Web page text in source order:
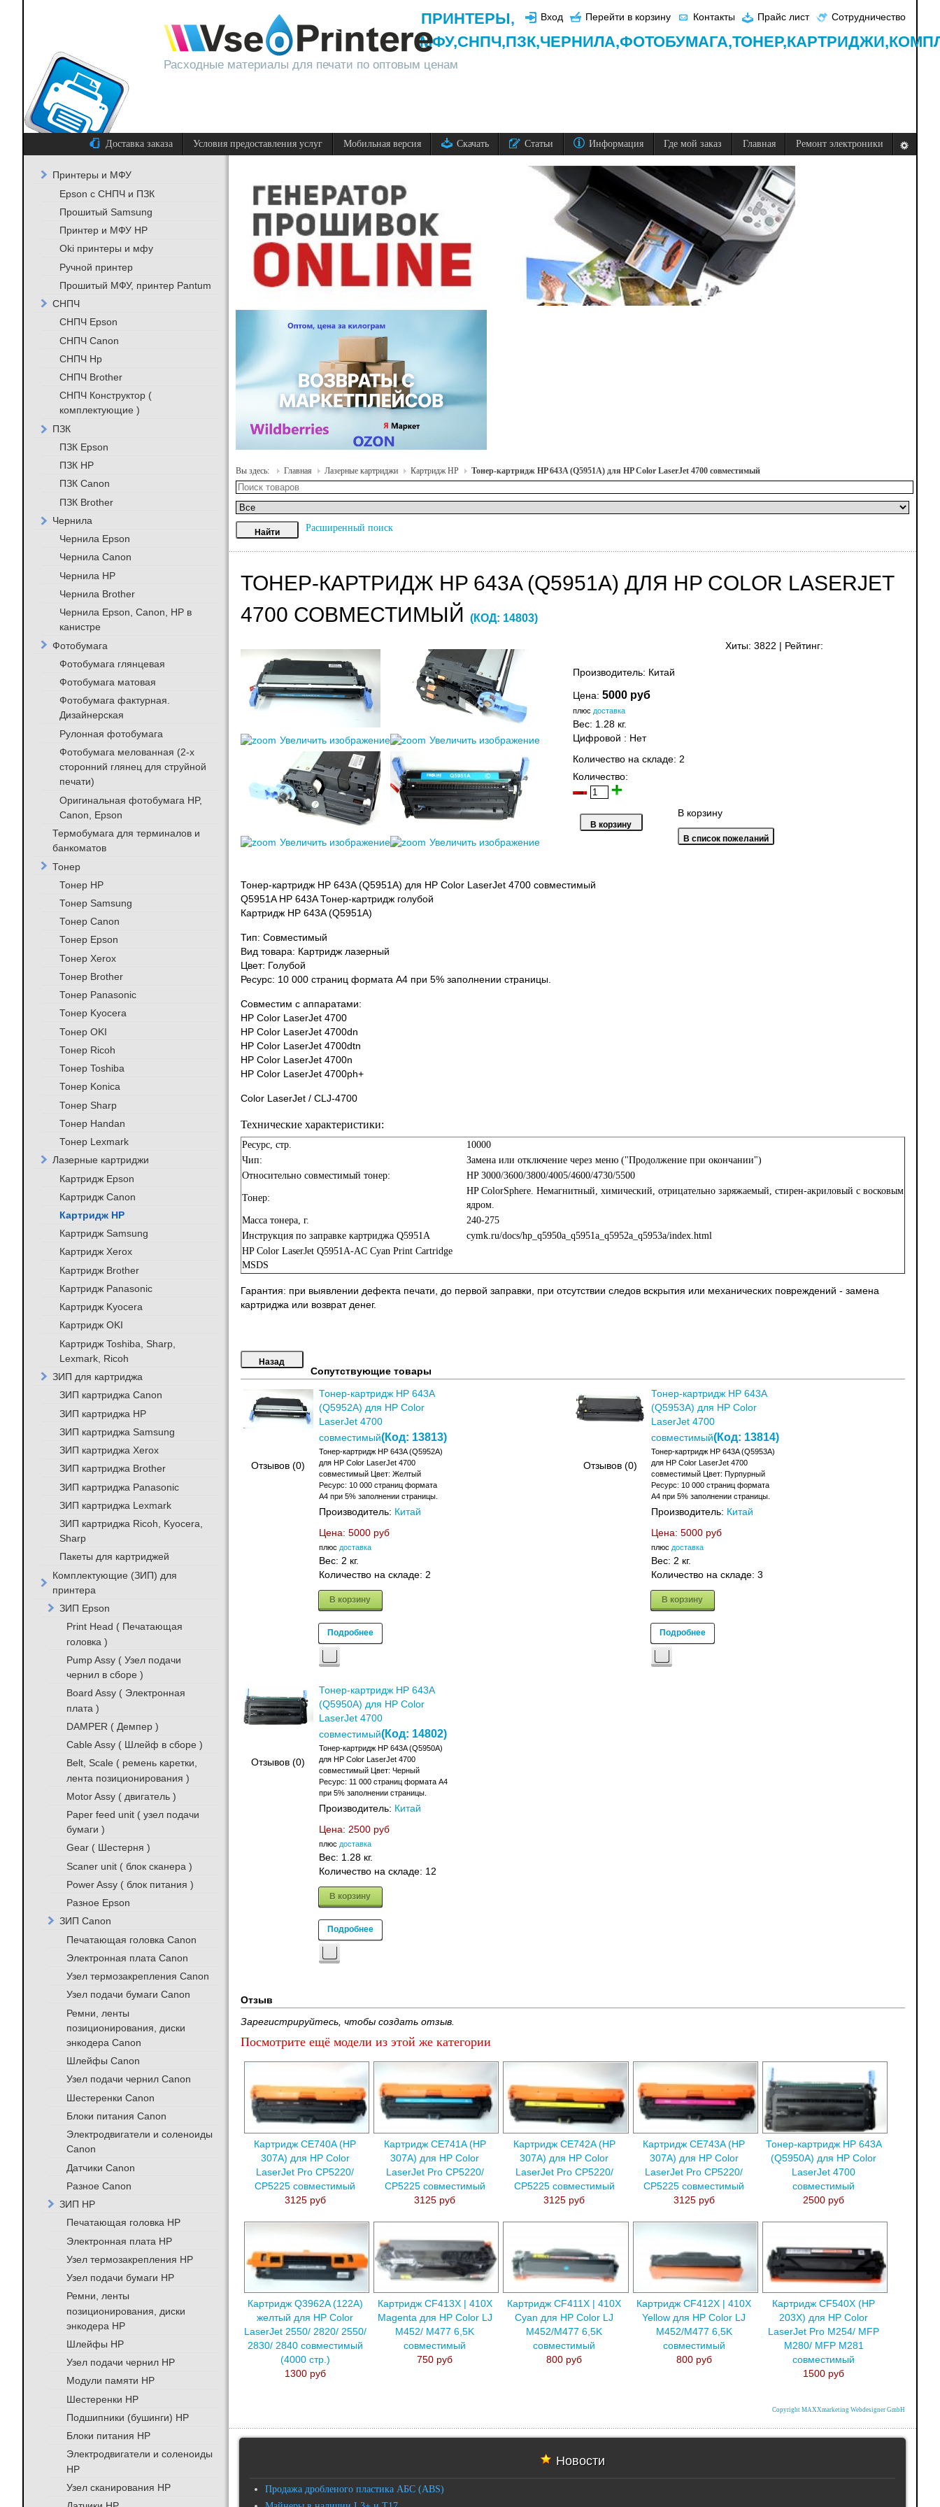
Расходные материалы для печати по оптовым ценам
Вход Перейти в корзину Контакты Прайс лист Сотрудничество
ПРИНТЕРЫ,
МФУ,СНПЧ,ПЗК,ЧЕРНИЛА,ФОТОБУМАГА,ТОНЕР,КАРТРИДЖИ,
Доставка заказа Условия предоставления услуг Мобильная версия Скачать Статьи Информация Где мой заказ Главная Ремонт электроники
Вы здесь: Главная Лазерные картриджи Картридж HP Тонер-картридж HP 643A (Q5951A) для HP Color LaserJet 4700 совместимый
Расширенный поиск
ТОНЕР-КАРТРИДЖ HP 643A (Q5951A) ДЛЯ HP COLOR LASERJET
4700 СОВМЕСТИМЫЙ (КОД: 14803)
Хиты: 3822 Рейтинг:
Увеличить изображение Увеличить изображение
Увеличить изображение Увеличить изображение
Производитель: Китай
Цена: 5000 руб
плюс доставка
Вес: 1.28 кг.
Цифровой : Нет
Количество на складе: 2
Количество:
В корзину
Тонер-картридж HP 643A (Q5951A) для HP Color LaserJet 4700 совместимый
Q5951A HP 643A Тонер-картридж голубой
Картридж HP 643A (Q5951A)
Тип: Совместимый
Вид товара: Картридж лазерный
Цвет: Голубой
Ресурс: 10 000 страниц формата А4 при 5% заполнении страницы.
Совместим с аппаратами:
HP Color LaserJet 4700
HP Color LaserJet 4700dn
HP Color LaserJet 4700dtn
HP Color LaserJet 4700n
HP Color LaserJet 4700ph+
Color LaserJet / CLJ-4700
Технические характеристики:
Ресурс, стр.
10000
Чип:
Замена или отключение через меню ("Продолжение при окончании")
Относительно совместимый тонер:
HP 3000/3600/3800/4005/4600/4730/5500
Тонер:
HP ColorSphere. Немагнитный, химический, отрицательно заряжаемый, стирен-акриловый с восковым
ядром.
Масса тонера, г.
240-275
Инструкция по заправке картриджа Q5951A
cymk.ru/docs/hp_q5950a_q5951a_q5952a_q5953a/index.html
HP Color LaserJet Q5951A-AC Cyan Print Cartridge
MSDS
Гарантия: при выявлении дефекта печати, до первой заправки, при отсутствии следов вскрытия или механических повреждений - замена
картриджа или возврат денег.
Сопутствующие товары
Отзывов (0)
Тонер-картридж HP 643A
(Q5952A) для HP Color
LaserJet 4700
совместимый(Код: 13813)
Тонер-картридж HP 643A (Q5952A)
для HP Color LaserJet 4700
совместимый Цвет: Желтый
Ресурс: 10 000 страниц формата
А4 при 5% заполнении страницы.
Производитель: Китай
Цена: 5000 руб
плюс доставка
Вес: 2 кг.
Количество на складе: 2
В корзину
Подробнее
Отзывов (0)
Тонер-картридж HP 643A
(Q5953A) для HP Color
LaserJet 4700
совместимый(Код: 13814)
Тонер-картридж HP 643A (Q5953A)
для HP Color LaserJet 4700
совместимый Цвет: Пурпурный
Ресурс: 10 000 страниц формата
А4 при 5% заполнении страницы.
Производитель: Китай
Цена: 5000 руб
плюс доставка
Вес: 2 кг.
Количество на складе: 3
В корзину
Подробнее
Отзывов (0)
Тонер-картридж HP 643A
(Q5950A) для HP Color
LaserJet 4700
совместимый(Код: 14802)
Тонер-картридж HP 643A (Q5950A)
для HP Color LaserJet 4700
совместимый Цвет: Черный
Ресурс: 11 000 страниц формата А4
при 5% заполнении страницы.
Производитель: Китай
Цена: 2500 руб
плюс доставка
Вес: 1.28 кг.
Количество на складе: 12
В корзину
Подробнее
Отзыв
Зарегистрируйтесь, чтобы создать отзыв.
Посмотрите ещё модели из этой же категории
Картридж CE740A (HP
307A) для HP Color
LaserJet Pro CP5220/
CP5225 совместимый
3125 руб
Картридж CE741A (HP
307A) для HP Color
LaserJet Pro CP5220/
CP5225 совместимый
3125 руб
Картридж CE742A (HP
307A) для HP Color
LaserJet Pro CP5220/
CP5225 совместимый
3125 руб
Картридж CE743A (HP
307A) для HP Color
LaserJet Pro CP5220/
CP5225 совместимый
3125 руб
Тонер-картридж HP 643A
(Q5950A) для HP Color
LaserJet 4700
совместимый
2500 руб
Картридж Q3962A (122A)
желтый для HP Color
LaserJet 2550/ 2820/ 2550/
2830/ 2840 совместимый
(4000 стр.)
1300 руб
Картридж CF413X | 410X
Magenta для HP Color LJ
M452/ M477 6,5K
совместимый
750 руб
Картридж CF411X | 410X
Cyan для HP Color LJ
M452/M477 6,5K
совместимый
800 руб
Картридж CF412X | 410X
Yellow для HP Color LJ
M452/M477 6,5K
совместимый
800 руб
Картридж CF540X (HP
203X) для HP Color
LaserJet Pro M254/ MFP
M280/ MFP M281
совместимый
1500 руб
Copyright MAXXmarketing Webdesigner GmbH
Новости
Продажа дробленого пластика АБС (ABS)
Принтеры и МФУ
Epson с СНПЧ и ПЗК
Прошитый Samsung
Принтер и МФУ HP
Oki принтеры и мфу
Ручной принтер
Прошитый МФУ, принтер Pantum
СНПЧ
СНПЧ Epson
СНПЧ Canon
СНПЧ Hp
СНПЧ Brother
СНПЧ Конструктор (
комплектующие )
ПЗК
ПЗК Epson
ПЗК HP
ПЗК Canon
ПЗК Brother
Чернила
Чернила Epson
Чернила Canon
Чернила HP
Чернила Brother
Чернила Epson, Canon, HP в
канистре
Фотобумага
Фотобумага глянцевая
Фотобумага матовая
Фотобумага фактурная.
Дизайнерская
Рулонная фотобумага
Фотобумага мелованная (2-х
сторонний глянец для струйной
печати)
Оригинальная фотобумага HP,
Canon, Epson
Термобумага для терминалов и
банкоматов
Тонер
Тонер HP
Тонер Samsung
Тонер Canon
Тонер Epson
Тонер Xerox
Тонер Brother
Тонер Panasonic
Тонер Kyocera
Тонер OKI
Тонер Ricoh
Тонер Toshiba
Тонер Konica
Тонер Sharp
Тонер Handan
Тонер Lexmark
Лазерные картриджи
Картридж Epson
Картридж Canon
Картридж HP
Картридж Samsung
Картридж Xerox
Картридж Brother
Картридж Panasonic
Картридж Kyocera
Картридж OKI
Картридж Toshiba, Sharp,
Lexmark, Ricoh
ЗИП для картриджа
ЗИП картриджа Canon
ЗИП картриджа HP
ЗИП картриджа Samsung
ЗИП картриджа Xerox
ЗИП картриджа Brother
ЗИП картриджа Panasonic
ЗИП картриджа Lexmark
ЗИП картриджа Ricoh, Kyocera,
Sharp
Пакеты для картриджей
Комплектующие (ЗИП) для
принтера
ЗИП Epson
Print Head ( Печатающая
головка )
Pump Assy ( Узел подачи
чернил в сборе )
Board Assy ( Электронная
плата )
DAMPER ( Демпер )
Cable Assy ( Шлейф в сборе )
Belt, Scale ( ремень каретки,
лента позиционирования )
Motor Assy ( двигатель )
Paper feed unit ( узел подачи
бумаги )
Gear ( Шестерня )
Scaner unit ( блок сканера )
Power Assy ( блок питания )
Разное Epson
ЗИП Canon
Печатающая головка Canon
Электронная плата Canon
Узел термозакрепления Canon
Узел подачи бумаги Canon
Ремни, ленты
позиционирования, диски
энкодера Canon
Шлейфы Canon
Узел подачи чернил Canon
Шестеренки Canon
Блоки питания Canon
Электродвигатели и соленоиды
Canon
Датчики Canon
Разное Canon
ЗИП HP
Печатающая головка HP
Электронная плата HP
Узел термозакрепления HP
Узел подачи бумаги HP
Ремни, ленты
позиционирования, диски
энкодера HP
Шлейфы HP
Узел подачи чернил HP
Модули памяти HP
Шестеренки HP
Подшипники (бушинги) HP
Блоки питания HP
Электродвигатели и соленоиды
HP
Узел сканирования HP